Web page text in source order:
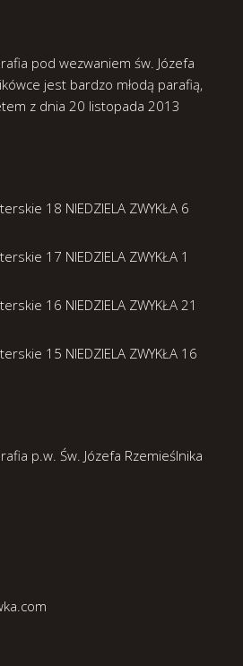
pod wezwaniem św. Józefa
jest bardzo młodą parafią,
z dnia 20 listopada 2013
18 NIEDZIELA ZWYKŁA 6
17 NIEDZIELA ZWYKŁA 1
16 NIEDZIELA ZWYKŁA 21
15 NIEDZIELA ZWYKŁA 16
p.w. Św. Józefa Rzemieślnika